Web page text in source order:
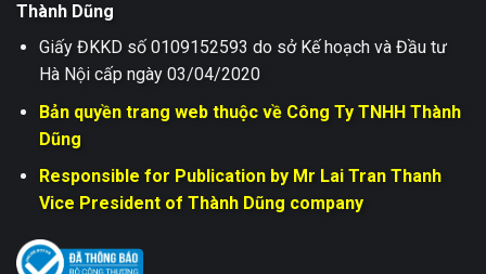
Thành Dũng
Giấy ĐKKD số 0109152593 do sở Kế hoạch và Đầu tư
Hà Nội cấp ngày 03/04/2020
Bản quyền trang web thuộc về Công Ty TNHH Thành
Dũng
Responsible for Publication by Mr Lai Tran Thanh
Vice President of Thành Dũng company